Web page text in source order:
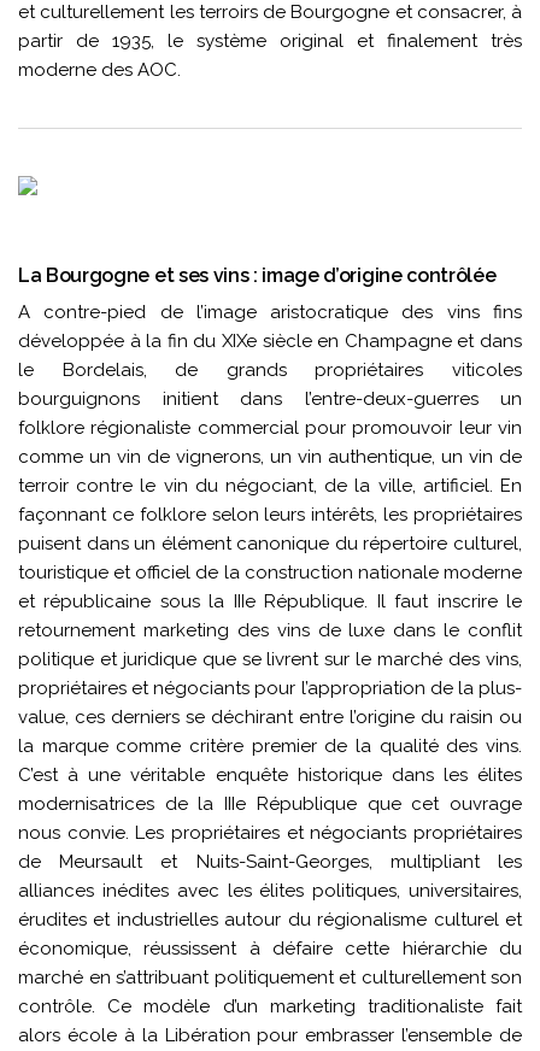
et culturellement les terroirs de Bourgogne et consacrer, à
partir de 1935, le système original et finalement très
moderne des AOC.
La Bourgogne et ses vins : image d’origine contrôlée
A contre-pied de l’image aristocratique des vins fins
développée à la fin du XIXe siècle en Champagne et dans
le Bordelais, de grands propriétaires viticoles
bourguignons initient dans l’entre-deux-guerres un
folklore régionaliste commercial pour promouvoir leur vin
comme un vin de vignerons, un vin authentique, un vin de
terroir contre le vin du négociant, de la ville, artificiel. En
façonnant ce folklore selon leurs intérêts, les propriétaires
puisent dans un élément canonique du répertoire culturel,
touristique et officiel de la construction nationale moderne
et républicaine sous la IIIe République. Il faut inscrire le
retournement marketing des vins de luxe dans le conflit
politique et juridique que se livrent sur le marché des vins,
propriétaires et négociants pour l’appropriation de la plus-
value, ces derniers se déchirant entre l’origine du raisin ou
la marque comme critère premier de la qualité des vins.
C’est à une véritable enquête historique dans les élites
modernisatrices de la IIIe République que cet ouvrage
nous convie. Les propriétaires et négociants propriétaires
de Meursault et Nuits-Saint-Georges, multipliant les
alliances inédites avec les élites politiques, universitaires,
érudites et industrielles autour du régionalisme culturel et
économique, réussissent à défaire cette hiérarchie du
marché en s’attribuant politiquement et culturellement son
contrôle. Ce modèle d’un marketing traditionaliste fait
alors école à la Libération pour embrasser l’ensemble de